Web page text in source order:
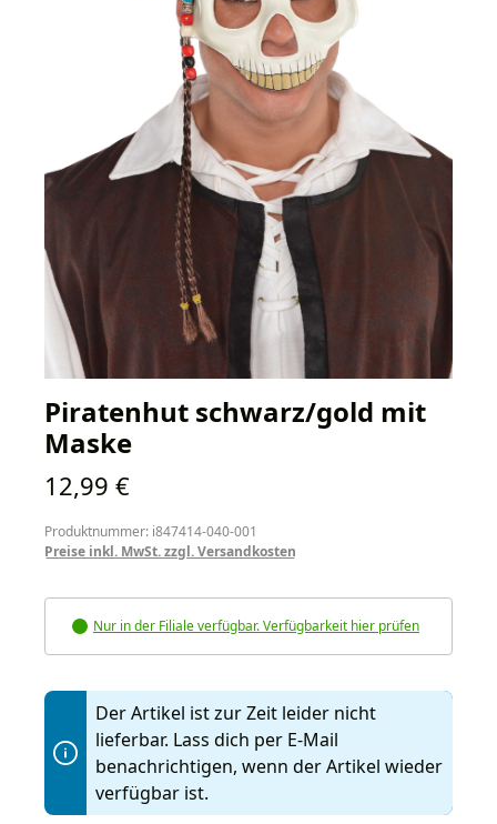
Piratenhut schwarz/gold mit
Maske
Regulärer Preis:
12,99 €
Produktnummer: i847414-040-001
Preise inkl. MwSt. zzgl. Versandkosten
Nur in der Filiale verfügbar. Verfügbarkeit hier prüfen
Der Artikel ist zur Zeit leider nicht
lieferbar. Lass dich per E-Mail
benachrichtigen, wenn der Artikel wieder
verfügbar ist.